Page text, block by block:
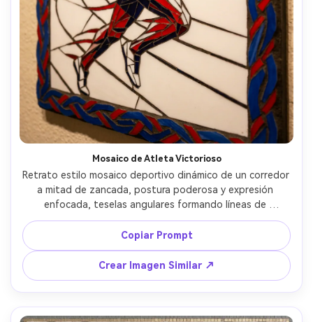
Mosaico de Atleta Victorioso
Retrato estilo mosaico deportivo dinámico de un corredor
a mitad de zancada, postura poderosa y expresión
enfocada, teselas angulares formando líneas de
movimiento, paleta rojo y azul marino con acentos
blancos, estadio sugerido con arcos simplificados, marco
de borde agudo como cinta de medalla, ambiente
energético intenso, patrón de lechada muy detallado,
composición para póster, lente de 85mm, profundidad de
campo reducida --ar 4:5
Copiar Prompt
Crear Imagen Similar ↗